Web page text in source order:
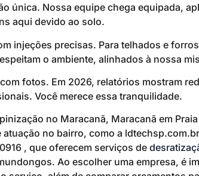
única. Nossa equipe chega equipada,
aqui devido ao solo.
injeções precisas. Para telhados e
o ambiente, alinhados à nossa
fotos. Em 2026, relatórios mostram
Você merece essa tranquilidade.
no Maracanã, Maracanã em
no bairro, como a
, que oferecem serviços de
Ao escolher uma empresa, é